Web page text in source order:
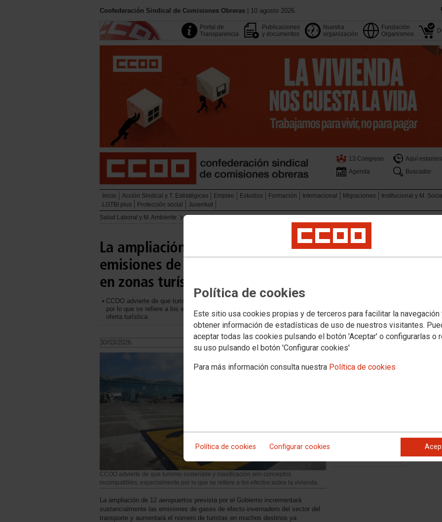
Política de cookies
Este sitio usa cookies propias y de terceros para facilitar la navegación
obtener información de estadísticas de uso de nuestros visitantes.
aceptar todas las cookies pulsando el botón 'Aceptar' o configurarlas o
su uso pulsando el botón 'Configurar cookies'
Para más información consulta nuestra Política de cookies
Política de cookies Configurar cookies
Confederación Sindical de Comisiones Obreras | 10 agosto 2026.
Portal de
Transparencia
Publicaciones
y documentos
Nuestra
organización
Fundación
Organismos
13 Congreso
Aquí estamos
Agenda
Buscador
Inicio Acción Sindical y T. Estratégicas Empleo Estudios Formación Internacional Migraciones
Institucional y M.
LGTBI plus
Protección social
Juventud
Salud Laboral y M. Ambiente
Medio Ambiente Actualidad
La ampliación de aeropuertos incrementará las
emisiones de CO2 y los precios de las viviendas
en zonas turísticas ya saturadas
CCOO advierte de que turismo sostenible y masificación son conceptos incompatibles, especialmente
por lo que se refiere a los efectos sobre la vivienda. Estamos a tiempo de reordenar el modelo y la
oferta turística
30/03/2026.
CCOO advierte de que turismo sostenible y masificación son conceptos
incompatibles, especialmente por lo que se refiere a los efectos sobre la vivienda.
La ampliación de 12 aeropuertos prevista por el Gobierno incrementará
sustancialmente las emisiones de gases de efecto invernadero del sector del
transporte y aumentará el número de turistas en muchos destinos ya